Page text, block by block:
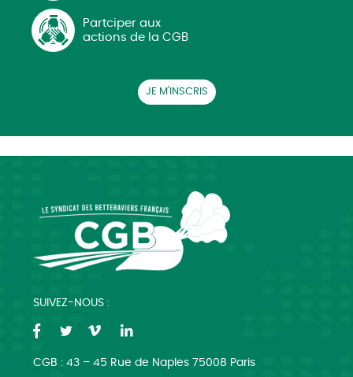
Partciper aux
actions de la CGB
JE M'INSCRIS
SUIVEZ-NOUS :
CGB : 43 – 45 Rue de Naples 75008 Paris